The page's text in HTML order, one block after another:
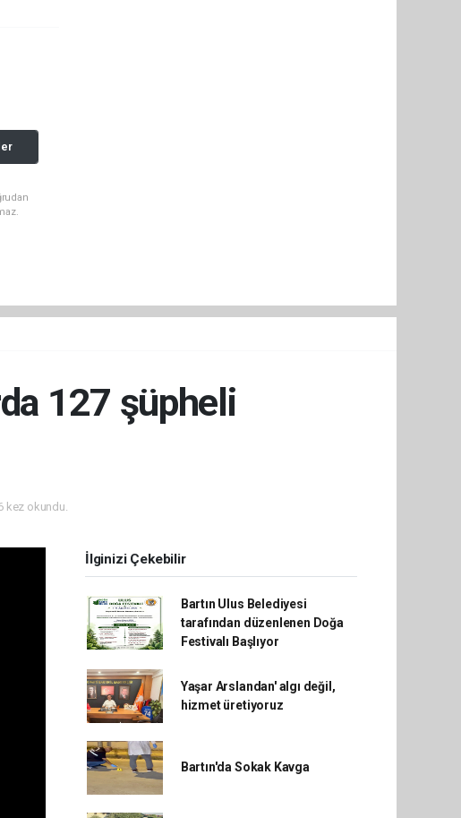
127 şüpheli
kez okundu.
İlginizi Çekebilir
Bartın Ulus Belediyesi
tarafından düzenlenen Doğa
Festivalı Başlıyor
Yaşar Arslandan' algı değil,
hizmet üretiyoruz
Bartın'da Sokak Kavga